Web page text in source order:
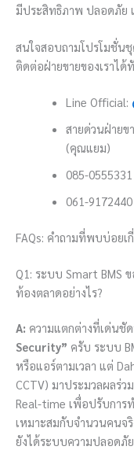
มีประสิทธิภาพ ปลอดภัย
สนใจสอบถามโปรโมชั่น
ติดต่อฝ่ายขายของเราได้
Line Official:
สายด่วนฝ่ายข
(คุณแยม)
085-
061-
FAQs: คำถามที่พบบ่อยเ
Q1: ระบบ Smart BMS
ท้องตลาดอย่างไร?
A: ความแตกต่างที่เด่นชั
Security” ครับ ระบบ
หรือแอร์ตามเวลา แต่
CCTV) มาประมวลผลร่
Real-time เพื่อปรับการ
เหมาะสมกับจำนวนคนจ
ยังได้ระบบความปลอดภั